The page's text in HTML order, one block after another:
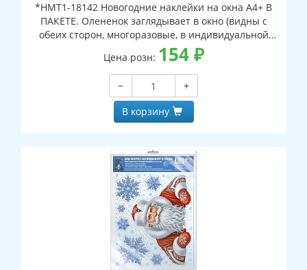
*НМТ1-18142 Новогодние наклейки на окна А4+ В
ПАКЕТЕ. Олененок заглядывает в окно (видны с
обеих сторон, многоразовые, в индивидуальной
упаковке, с европодвесом и клеевым клапаном)
Цена розн: 154₽
−
+
В корзину